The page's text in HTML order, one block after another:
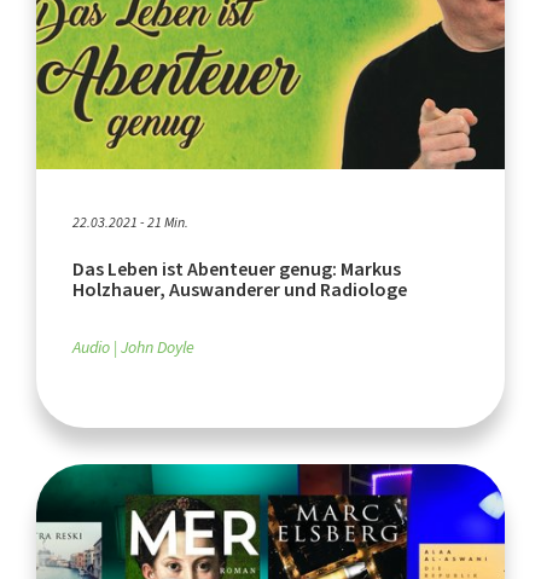
22.03.2021 - 21 Min.
Das Leben ist Abenteuer genug: Markus
Holzhauer, Auswanderer und Radiologe
Audio John Doyle